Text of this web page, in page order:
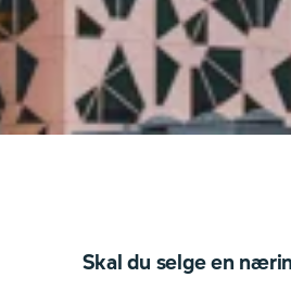
Skal du selge en